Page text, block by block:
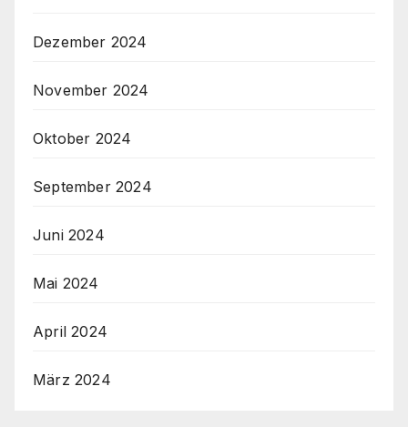
Dezember 2024
November 2024
Oktober 2024
September 2024
Juni 2024
Mai 2024
April 2024
März 2024